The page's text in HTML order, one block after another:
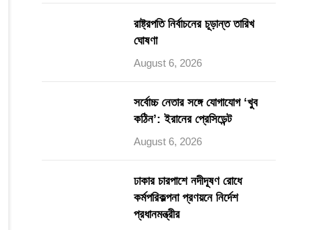
রাষ্ট্রপতি নির্বাচনের চূড়ান্ত তারিখ
ঘোষণা
August 6, 2026
সর্বোচ্চ নেতার সঙ্গে যোগাযোগ ‘খুব
কঠিন’: ইরানের প্রেসিডেন্ট
August 6, 2026
ঢাকার চারপাশে নদীদূষণ রোধে
কর্মপরিকল্পনা প্রণয়নে নির্দেশ
প্রধানমন্ত্রীর